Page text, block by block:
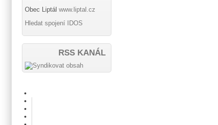
Obec Liptál www.liptal.cz
Hledat spojení IDOS
RSS KANÁL